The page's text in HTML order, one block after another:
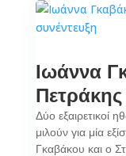
Ιωάννα
Δύο εξαιρετικοί
μιλούν για μία
Γκαβάκου και ο